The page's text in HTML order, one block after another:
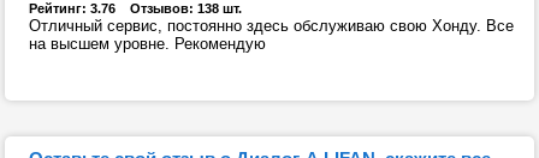
Рейтинг: 3.76 Отзывов: 138 шт.
Отличный сервис, постоянно здесь обслуживаю свою Хонду. Все
на высшем уровне. Рекомендую